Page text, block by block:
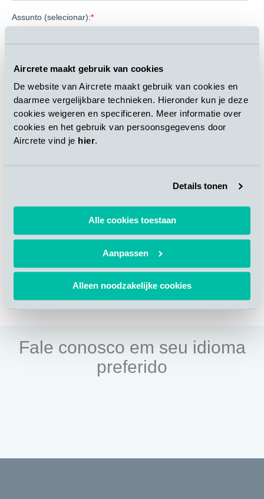
Aircrete maakt gebruik van cookies
De website van Aircrete maakt gebruik van cookies en
daarmee vergelijkbare technieken. Hieronder kun je deze
cookies weigeren en specificeren. Meer informatie over
cookies en het gebruik van persoonsgegevens door
Aircrete vind je hier.
Details tonen
Alle cookies toestaan
Aanpassen
Alleen noodzakelijke cookies
Fale conosco em seu idioma
preferido